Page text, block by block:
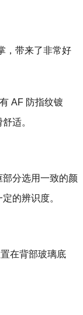
，带来了非常好
AF 防指纹镀
适。
分选用一致的颜
的辨识度。
在背部玻璃底